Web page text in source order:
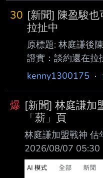
--- Sent from
的新聞都比他們吸
暴風雨前的寧靜….
30 [新聞] 陳盈駿
拉扯中
原標題: 林庭謙後
證實：談約還在拉
旅外頂尖後衛林
我躺哪_basketball
CBA核心後衛陳盈
史最高額合約邀
隨隊記者勇方方日
確實仍在談判拉扯
駿與北京首鋼（北
kenny1300175 ·
爆 [新聞] 林庭謙加
「薪」頁
林庭謙加盟戰神 估
2026/08/07 05:30
TPBL台北台新戰